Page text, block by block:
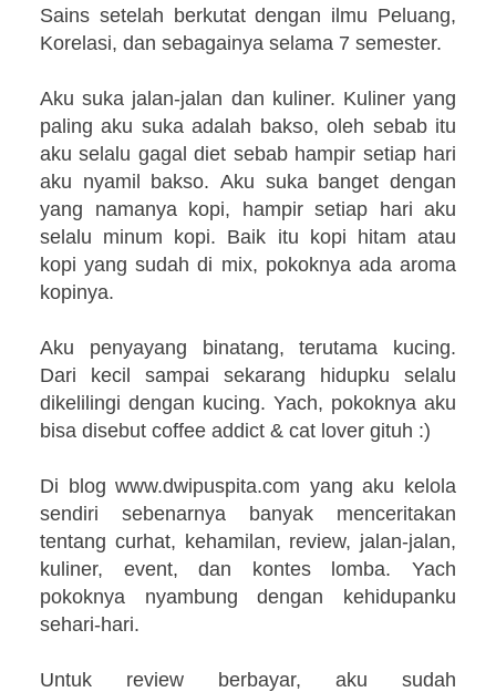
Sains setelah berkutat dengan ilmu Peluang,
Korelasi, dan sebagainya selama 7 semester.
Aku suka jalan-jalan dan kuliner. Kuliner yang
paling aku suka adalah bakso, oleh sebab itu
aku selalu gagal diet sebab hampir setiap hari
aku nyamil bakso. Aku suka banget dengan
yang namanya kopi, hampir setiap hari aku
selalu minum kopi. Baik itu kopi hitam atau
kopi yang sudah di mix, pokoknya ada aroma
kopinya.
Aku penyayang binatang, terutama kucing.
Dari kecil sampai sekarang hidupku selalu
dikelilingi dengan kucing. Yach, pokoknya aku
bisa disebut coffee addict & cat lover gituh :)
Di blog www.dwipuspita.com yang aku kelola
sendiri sebenarnya banyak menceritakan
tentang curhat, kehamilan, review, jalan-jalan,
kuliner, event, dan kontes lomba. Yach
pokoknya nyambung dengan kehidupanku
sehari-hari.
Untuk review berbayar, aku sudah